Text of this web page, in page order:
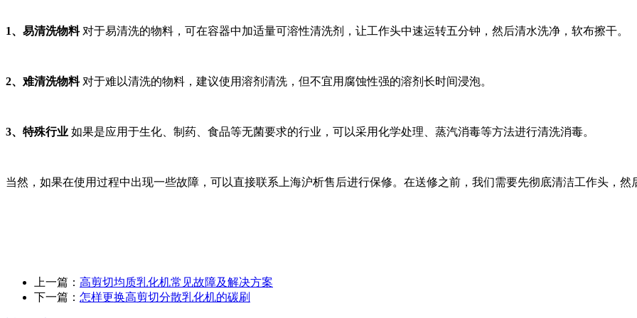
1、易清洗物料对于易清洗的物料，可在容器中加适量可溶性清洗剂，让工作头中速运转五分钟，然后清水洗净，软布擦干。
2、难清洗物料对于难以清洗的物料，建议使用溶剂清洗，但不宜用腐蚀性强的溶剂长时间浸泡。
3、特殊行业 如果是应用于生化、制药、食品等无菌要求的行业，可以采用化学处理、蒸汽消毒等方法进行清洗消毒。
当然，如果在使用过程中出现一些故障，可以直接联系上海沪析售后进行保修。在送修之前，我们需要先彻底清洁工作头，然
上一篇： 高剪切均质乳化机常见故障及解决方案
下一篇： 怎样更换高剪切分散乳化机的碳刷